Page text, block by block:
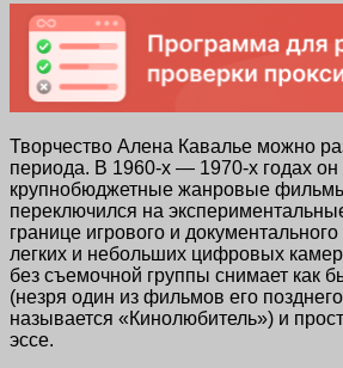
Творчество Алена Кавалье можно
периода. В 1960-х — 1970-х годах он
крупнобюджетные жанровые
переключился на
границе игрового и
легких и небольших цифровых камер
без съемочной группы снимает как
(незря один из фильмов его
называется «Кинолюбитель») и
эссе.